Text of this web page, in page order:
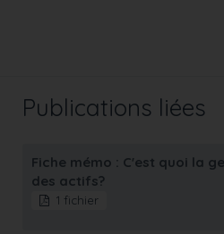
Publications liées
Fiche mémo : C'est quoi la
des actifs?
1 fichier